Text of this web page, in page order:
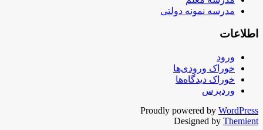
مدرسه نمونه دولتی
اطلاعات
ورود
خوراک ورودی‌ها
خوراک دیدگاه‌ها
وردپرس
Proudly powered by WordPress
Designed by Themient